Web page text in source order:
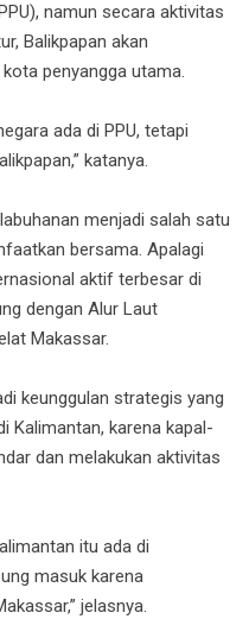
namun secara aktivitas
Balikpapan akan
penyangga utama.
ada di PPU, tetapi
katanya.
menjadi salah satu
bersama. Apalagi
aktif terbesar di
dengan Alur Laut
Makassar.
keunggulan strategis yang
Kalimantan, karena kapal-
dan melakukan aktivitas
itu ada di
masuk karena
jelasnya.